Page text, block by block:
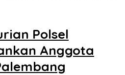
Polsel
Anggota